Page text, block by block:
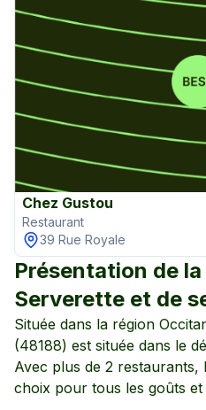
Chez Gustou
Restaurant
39 Rue Royale
Présentation de
Serverette et de
Située dans la région
(48188) est située dans le
Avec plus de 2 restaurants,
choix pour tous les goûts et